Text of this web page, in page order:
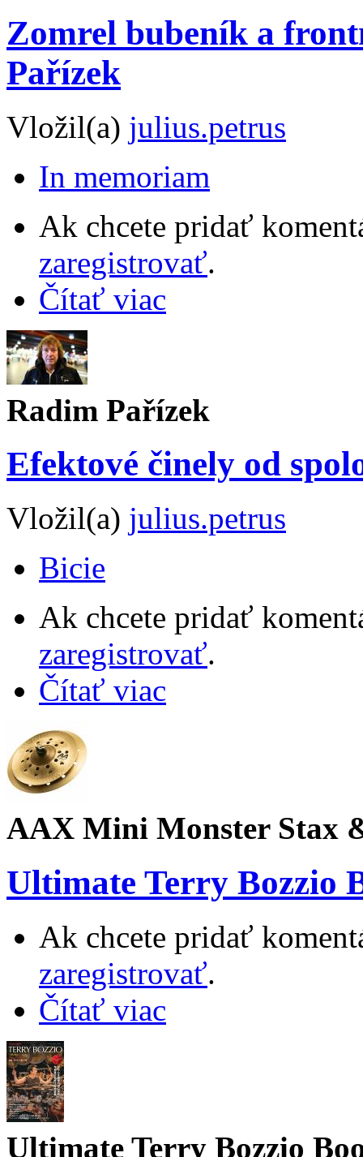
Zomrel bubeník a
Pařízek
Vložil(a) julius.petrus
In memoriam
Ak chcete pridať
zaregistrovať.
Čítať viac
Radim Pařízek
Efektové činely od
Vložil(a) julius.petrus
Bicie
Ak chcete pridať
zaregistrovať.
Čítať viac
AAX Mini Monster Stax
Ultimate Terry Bozzio
Ak chcete pridať
zaregistrovať.
Čítať viac
Ultimate Terry Bozzio